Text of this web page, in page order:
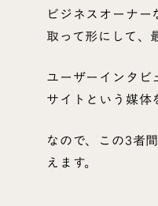
ビジネスオーナ
取って形にして、
ユーザーインタ
サイトという媒体
なので、この3者
えます。